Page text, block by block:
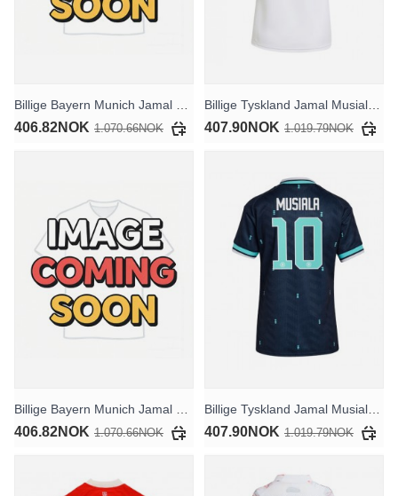
Billige Bayern Munich Jamal Musiala #10 Bortedrakt 2026-27 Kortermet
406.82NOK 1.070.66NOK
Billige Tyskland Jamal Musiala #10 Hjemmedrakt Dame VM 2026 Kortermet
407.90NOK 1.019.79NOK
Billige Bayern Munich Jamal Musiala #10 Tredjedrakt 2026-27 Kortermet
406.82NOK 1.070.66NOK
Billige Tyskland Jamal Musiala #10 Bortedrakt Dame VM 2026 Kortermet
407.90NOK 1.019.79NOK